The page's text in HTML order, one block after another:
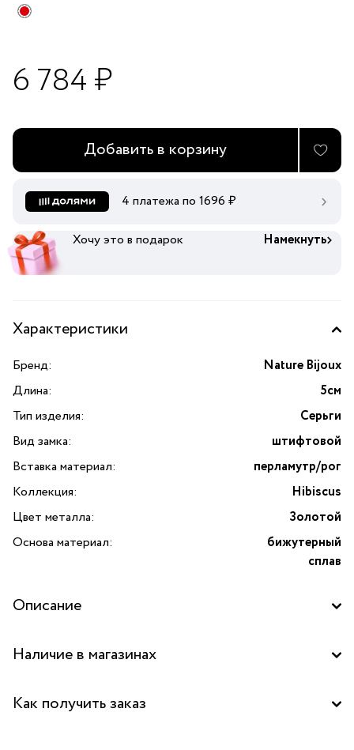
6 784 ₽
Добавить в корзину
4 платежа по 1696 ₽
Хочу это в подарок Намекнуть
Характеристики
Бренд:
Nature Bijoux
Длина:
5см
Тип изделия:
Серьги
Вид замка:
штифтовой
Вставка материал:
перламутр/рог
Коллекция:
Hibiscus
Цвет металла:
Золотой
Основа материал:
бижутерный
сплав
Описание
с изысканными серьгами Hibiscus от бренда Nature Bijoux.
из высококачественного бижутерного сплава
Наличие в магазинах
Бутик "La Nature" в ТД "Дружба", Москва
Как получить заказ